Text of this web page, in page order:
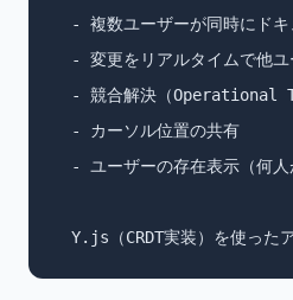
- 複数ユーザーが同時にドキ
- 変更をリアルタイムで他
- 競合解決（Operational
  - カーソル位置の共有
- ユーザーの存在表示（何人
Y.js（CRDT実装）を使った